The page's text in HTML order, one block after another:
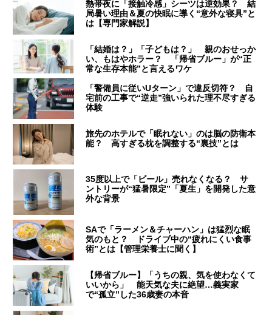
熱帯夜に「接触冷感」シーツは逆効果？ 結
局暑い理由＆夏の快眠に導く“意外な寝具”と
は【専門家解説】
「結婚は？」「子どもは？」 親のおせっか
い、もはやホラー？ 「帰省ブルー」が“正
常な生存本能”と言えるワケ
「警備員に従いUターン」で違反切符？ 自
宅前の工事で“逆走”強いられた理不尽すぎる
体験
旅先のホテルで「眠れない」のは脳の防衛本
能？ 高すぎる枕を調整する“裏技”とは
35度以上で「ビール」売れなくなる？ サ
ントリーが“猛暑限定”「夏生」を開発した意
外な背景
SAで「ラーメン＆チャーハン」は猛烈な眠
気のもと？ ドライブ中の“疲れにくい食事
術”とは【管理栄養士に聞く】
【帰省ブルー】「うちの親、気を使わなくて
いいから」 能天気な夫に絶望…義実家
で“孤立”した36歳妻の本音